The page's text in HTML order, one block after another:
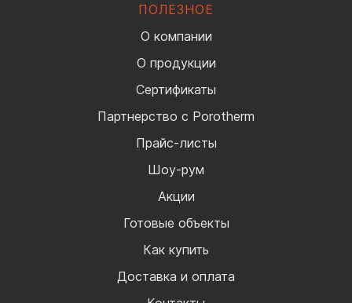
ПОЛЕЗНОЕ
О компании
О продукции
Сертификаты
Партнерство с Porotherm
Прайс-листы
Шоу-рум
Акции
Готовые объекты
Как купить
Доставка и оплата